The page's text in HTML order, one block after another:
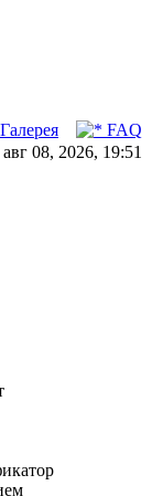
Галерея
FAQ
08, 2026, 19:51